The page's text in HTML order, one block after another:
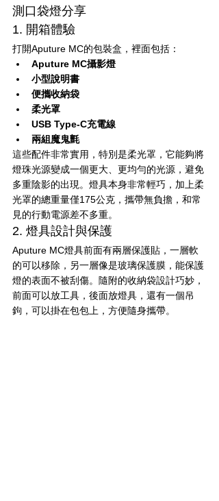
測口袋燈分享
1. 開箱體驗
打開Aputure MC的包裝盒，裡面包括：
Aputure MC攝影燈
小型說明書
便攜收納袋
柔光罩
USB Type-C充電線
兩組魔鬼氈
這些配件非常實用，特別是柔光罩，它能夠將
燈珠光源變成一個更大、更均勻的光源，避免
多重陰影的出現。燈具本身非常輕巧，加上柔
光罩的總重量僅175公克，攜帶無負擔，和常
見的行動電源差不多重。
2. 燈具設計與保護
Aputure MC燈具前面有兩層保護貼，一層軟
的可以移除，另一層像是玻璃保護膜，能保護
燈的表面不被刮傷。隨附的收納袋設計巧妙，
前面可以放工具，後面放燈具，還有一個吊
鉤，可以掛在包包上，方便隨身攜帶。